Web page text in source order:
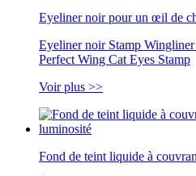
Eyeliner noir pour un œil de
Eyeliner noir Stamp
Perfect Wing Cat Eyes Stamp
Voir plus >>
Fond de teint liquide à